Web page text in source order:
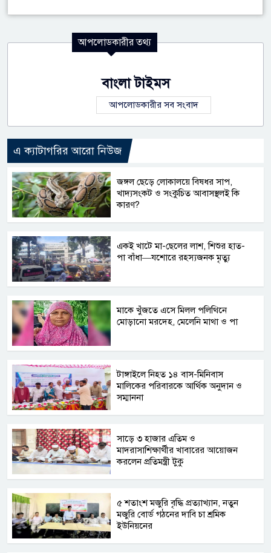
আপলোডকারীর তথ্য
বাংলা টাইমস
আপলোডকারীর সব সংবাদ
এ ক্যাটাগরির আরো নিউজ
জঙ্গল ছেড়ে লোকালয়ে বিষধর সাপ,
খাদ্যসংকট ও সংকুচিত আবাসস্থলই কি
কারণ?
একই খাটে মা-ছেলের লাশ, শিশুর হাত-
পা বাঁধা—যশোরে রহস্যজনক মৃত্যু
মাকে খুঁজতে এসে মিলল পলিথিনে
মোড়ানো মরদেহ, মেলেনি মাথা ও পা
টাঙ্গাইলে নিহত ১৪ বাস-মিনিবাস
মালিকের পরিবারকে আর্থিক অনুদান ও
সম্মাননা
সাড়ে ৩ হাজার এতিম ও
মাদরাসাশিক্ষার্থীর খাবারের আয়োজন
করলেন প্রতিমন্ত্রী টুকু
৫ শতাংশ মজুরি বৃদ্ধি প্রত্যাখ্যান, নতুন
মজুরি বোর্ড গঠনের দাবি চা শ্রমিক
ইউনিয়নের